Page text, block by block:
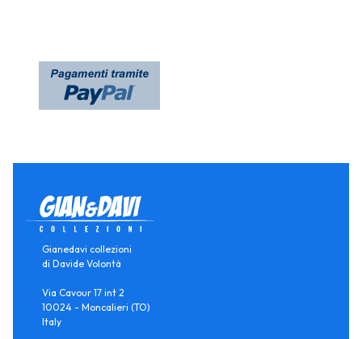
Gianedavi collezioni
di Davide Volontà
Via Cavour 17 int 2
10024 - Moncalieri (TO)
Italy